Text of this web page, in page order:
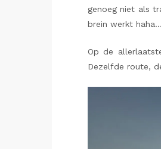
genoeg niet als
brein werkt haha…
Op de
Dezelfde route,